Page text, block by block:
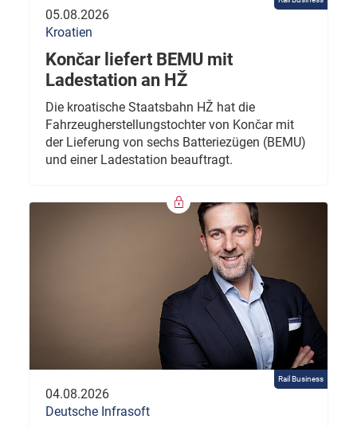
05.08.2026
Kroatien
Končar liefert BEMU mit
Ladestation an HŽ
Die kroatische Staatsbahn HŽ hat die
Fahrzeugherstellungstochter von Končar mit
der Lieferung von sechs Batteriezügen (BEMU)
und einer Ladestation beauftragt.
Rail Business
04.08.2026
Deutsche Infrasoft